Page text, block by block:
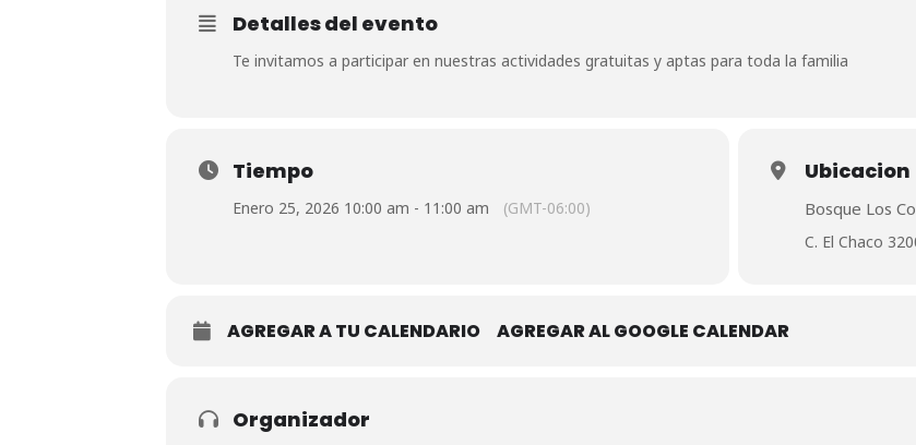
Detalles del evento
Te invitamos a participar en nuestras actividades gratuitas y aptas para toda la familia
Tiempo
Enero 25, 2026 10:00 am - 11:00 am (GMT-06:00)
Ubicacion
Bosque Los
C. El Chaco
AGREGAR A TU CALENDARIO AGREGAR AL GOOGLE CALENDAR
Organizador